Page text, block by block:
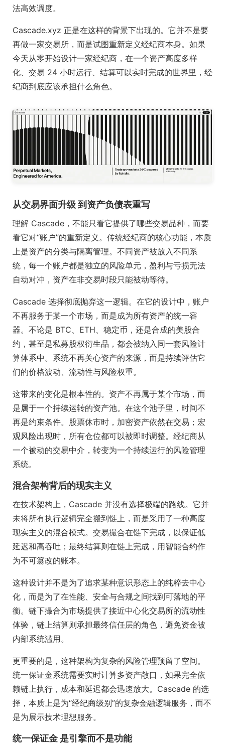
法高效调度。
Cascade.xyz 正是在这样的背景下出现的。它并不是要
再做一家交易所，而是试图重新定义经纪商本身。如果
今天从零开始设计一家经纪商，在一个资产高度多样
化、交易 24 小时运行、结算可以实时完成的世界里，经
纪商到底应该承担什么角色。
从交易界面升级 到资产负债表重写
理解 Cascade，不能只看它提供了哪些交易品种，而要
看它对“账户”的重新定义。传统经纪商的核心功能，本质
上是资产的分类与隔离管理。不同资产被放入不同系
统，每一个账户都是独立的风险单元，盈利与亏损无法
自动对冲，资产在非交易时段只能被动等待。
Cascade 选择彻底抛弃这一逻辑。在它的设计中，账户
不再服务于某一个市场，而是成为所有资产的统一容
器。不论是 BTC、ETH、稳定币，还是合成的美股合
约，甚至是私募股权衍生品，都会被纳入同一套风险计
算体系中。系统不再关心资产的来源，而是持续评估它
们的价格波动、流动性与风险权重。
这带来的变化是根本性的。资产不再属于某个市场，而
是属于一个持续运转的资产池。在这个池子里，时间不
再是约束条件。股票休市时，加密资产依然在交易；宏
观风险出现时，所有仓位都可以被即时调整。经纪商从
一个被动的交易中介，转变为一个持续运行的风险管理
系统。
混合架构背后的现实主义
在技术架构上，Cascade 并没有选择极端的路线。它并
未将所有执行逻辑完全搬到链上，而是采用了一种高度
现实主义的混合模式。交易撮合在链下完成，以保证低
延迟和高吞吐；最终结算则在链上完成，用智能合约作
为不可篡改的账本。
这种设计并不是为了追求某种意识形态上的纯粹去中心
化，而是为了在性能、安全与合规之间找到可落地的平
衡。链下撮合为市场提供了接近中心化交易所的流动性
体验，链上结算则承担最终信任层的角色，避免资金被
内部系统滥用。
更重要的是，这种架构为复杂的风险管理预留了空间。
统一保证金系统需要实时计算多资产敞口，如果完全依
赖链上执行，成本和延迟都会迅速放大。Cascade 的选
择，本质上是为“经纪商级别”的复杂金融逻辑服务，而不
是为展示技术理想服务。
统一保证金 是引擎而不是功能